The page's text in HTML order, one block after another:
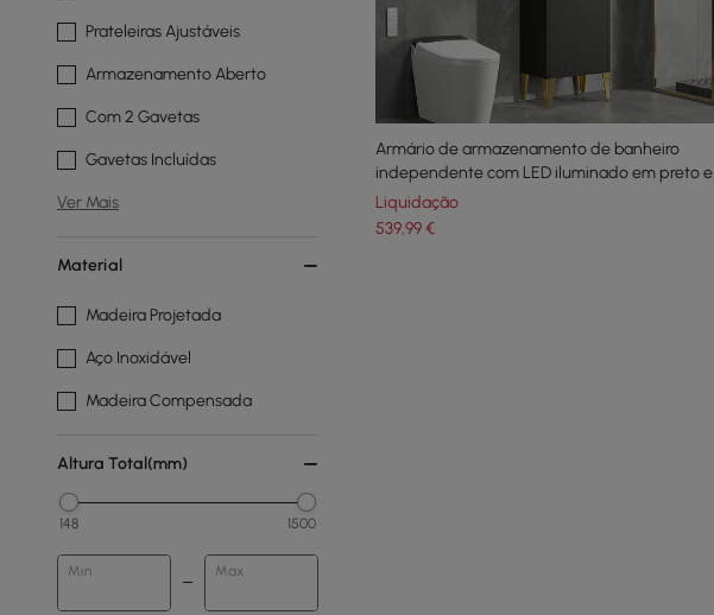
Prateleiras Ajustáveis
Armazenamento Aberto
Com 2 Gavetas
Gavetas Incluídas
Ver Mais
Material
Madeira Projetada
Aço Inoxidável
Madeira Compensada
Altura Total(mm)
148 1500
Min Max
Armário de armazenamento de banheiro
independente com LED iluminado em preto e
dourado
Liquidação
539,99€